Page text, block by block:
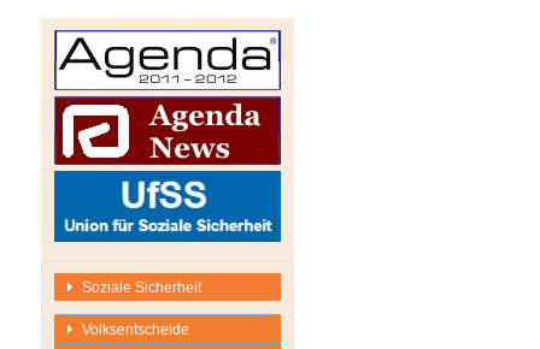
Soziale Sicherheit
Volksentscheide